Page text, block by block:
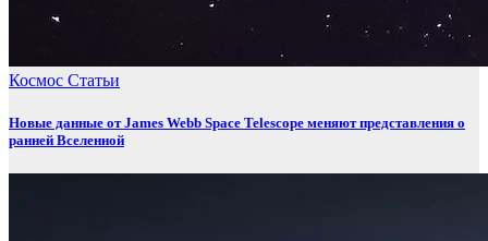
Космос Статьи
Новые данные от James Webb Space Telescope меняют представления о
ранней Вселенной